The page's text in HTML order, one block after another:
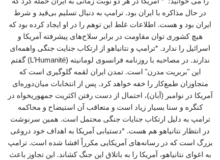
در حال مذاکره با ایران بود. ترامپ به دنبال تسلیم بی‌قید و شرط
ایران بود و هست. اطلاعات غلط این توهم را در او ایجاد کرده بود که
هیچ کشوری توان مقاومت در برابر سلاح‌های پیشرفته آمریکا و
اسرائیل را ندارد. *ترامپ و نتانیاهو از ارتکاب جنایت جنگی واهمه‌ای
ندارند. در مصاحبه با روزنامه فرانسوی لومانیته (L’Humanité) گفتم
این "بربریت مدرن" است. تمدن ایران لقمه گلوگیری است که
متجاوزان طمع‌کار را خفه خواهد کرد. پس از انتخابات میان‌دوره‌ای
آمریکا در نوامبر (آبان)، احتمال از دست رفتن اکثریت جمهوریخواه در
کنگره و سنا بسیار زیاد است و متعاقب آن استیضاح و محاکمه
ترامپ به دلیل ارتکاب جنایات جنگی محتمل است. همین سرنوشت
در انتظار نتانیاهو هم هست. *دستیابی آمریکا به اهداف خود دروغی
بزرگ است که در رسانه‌های آمریکایی مکرراً افشا شده است. ترامپ
به اغوای نتانیاهو، آمریکا را به باتلاق این جنگ کشاند. این تجاوز باعث